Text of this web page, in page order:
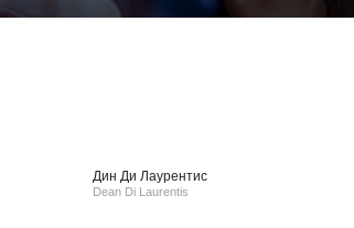
Дин Ди Лаурентис
Dean Di Laurentis